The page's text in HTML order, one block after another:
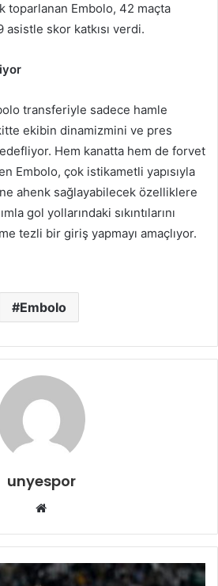
toparlanan Embolo, 42 maçta
skor katkısı verdi.
transferiyle sadece hamle
ekibin dinamizmini ve pres
Hem kanatta hem de forvet
Embolo, çok istikametli yapısıyla
ahenk sağlayabilecek özelliklere
gol yollarındaki sıkıntılarını
tezli bir giriş yapmayı amaçlıyor.
Embolo
unyespor
Web